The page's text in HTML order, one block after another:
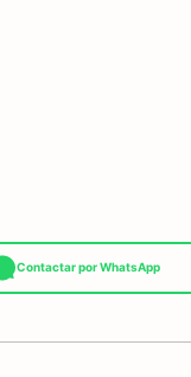
Contactar por WhatsApp